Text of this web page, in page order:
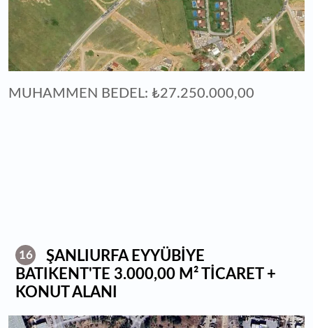
MUHAMMEN BEDEL: ₺27.250.000,00
16
ŞANLIURFA EYYÜBİYE
BATIKENT'TE 3.000,00 M² TİCARET +
KONUT ALANI